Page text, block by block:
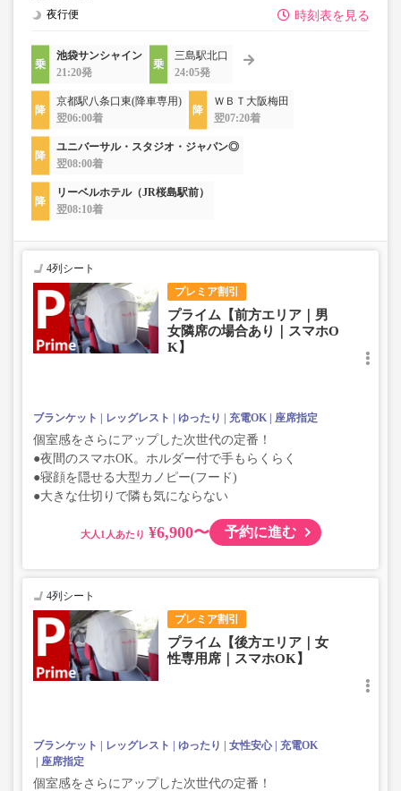
時刻表を見る
夜行便
池袋サンシャイン
21:20発
三島駅北口
24:05発
京都駅八条口東(降車専用)
翌06:00着
ＷＢＴ大阪梅田
翌07:20着
ユニバーサル・スタジオ・ジャパン◎
翌08:00着
リーベルホテル（JR桜島駅前）
翌08:10着
プレミア割引
4列シート
プライム【前方エリア｜男
女隣席の場合あり｜スマホO
K】
ブランケット レッグレスト ゆったり 充電OK 座席指定
個室感をさらにアップした次世代の定番！
●夜間のスマホOK。ホルダー付で手もらくらく
●寝顔を隠せる大型カノピー(フード)
●大きな仕切りで隣も気にならない
大人 ¥6,900〜 予約に進む
プレミア割引
4列シート
プライム【後方エリア｜女
性専用席｜スマホOK】
ブランケット レッグレスト ゆったり 女性安心
充電OK
座席指定
個室感をさらにアップした次世代の定番！